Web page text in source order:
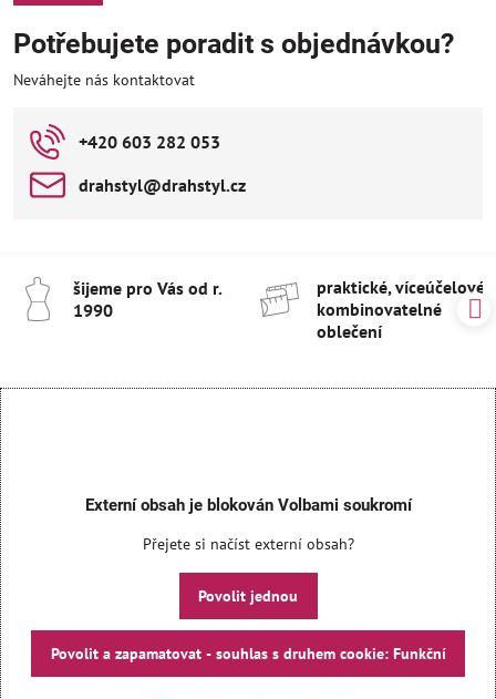
Potřebujete poradit s objednávkou?
Neváhejte nás kontaktovat
+420 603 282 053
drahstyl​@drahstyl​.cz
šijeme pro Vás od r​.
1990
praktické, víceúčelové
kombinovatelné
oblečení
Externí obsah je blokován Volbami soukromí
Přejete si načíst externí obsah?
Povolit jednou
Povolit a zapamatovat - souhlas s druhem cookie: Funkční